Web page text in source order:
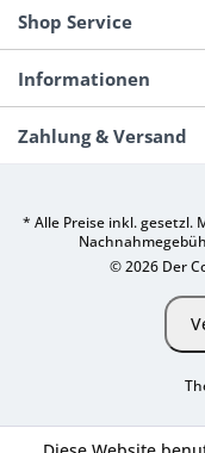
Shop Service
Informationen
Zahlung & Versand
* Alle Preise inkl. gesetzl.
© 2026 Der